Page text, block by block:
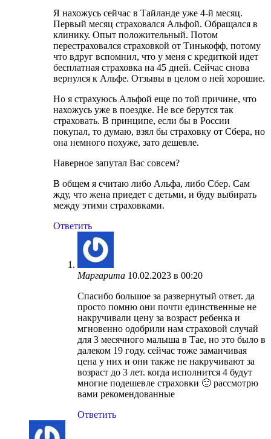
Я нахожусь сейчас в Тайланде уже 4-й месяц.
Первый месяц страховался Альфой. Обращался в
клинику. Опыт положительный. Потом
перестраховался страховкой от Тинькофф, потому
что вдруг вспомнил, что у меня с кредиткой идет
бесплатная страховка на 45 дней. Сейчас снова
вернулся к Альфе. Отзывы в целом о ней хорошие.
Но я страхуюсь Альфой еще по той причине, что
нахожусь уже в поездке. Не все берутся так
страховать. В принципе, если бы в России
покупал, то думаю, взял бы страховку от Сбера, но
она немного похуже, зато дешевле.
Наверное запутал Вас совсем?
В общем я считаю либо Альфа, либо Сбер. Сам
жду, что жена приедет с детьми, и буду выбирать
между этими страховками.
Ответить
Маргарита 10.02.2023 в 00:20
Спасибо большое за развернутый ответ. да
просто помню они почти единственные не
накручивали цену за возраст ребенка и
мгновенно одобрили нам страховой случай
для 3 месячного малыша в Тае, но это было в
далеком 19 году. сейчас тоже заманчивая
цена у них и они также не накручивают за
возраст до 3 лет. когда исполнится 4 будут
многие подешевле страховки 🙂 рассмотрю
вами рекомендованные
Ответить